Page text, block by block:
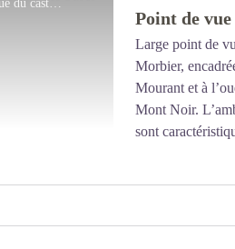
Voir l'image en plein écran
en huchant (criant) en direction
Point de vue du castel des buses - Nina Verjus - PNRHJ
Point de vue
Large point de
Morbier,
Mourant et à
Mont Noir.
sont